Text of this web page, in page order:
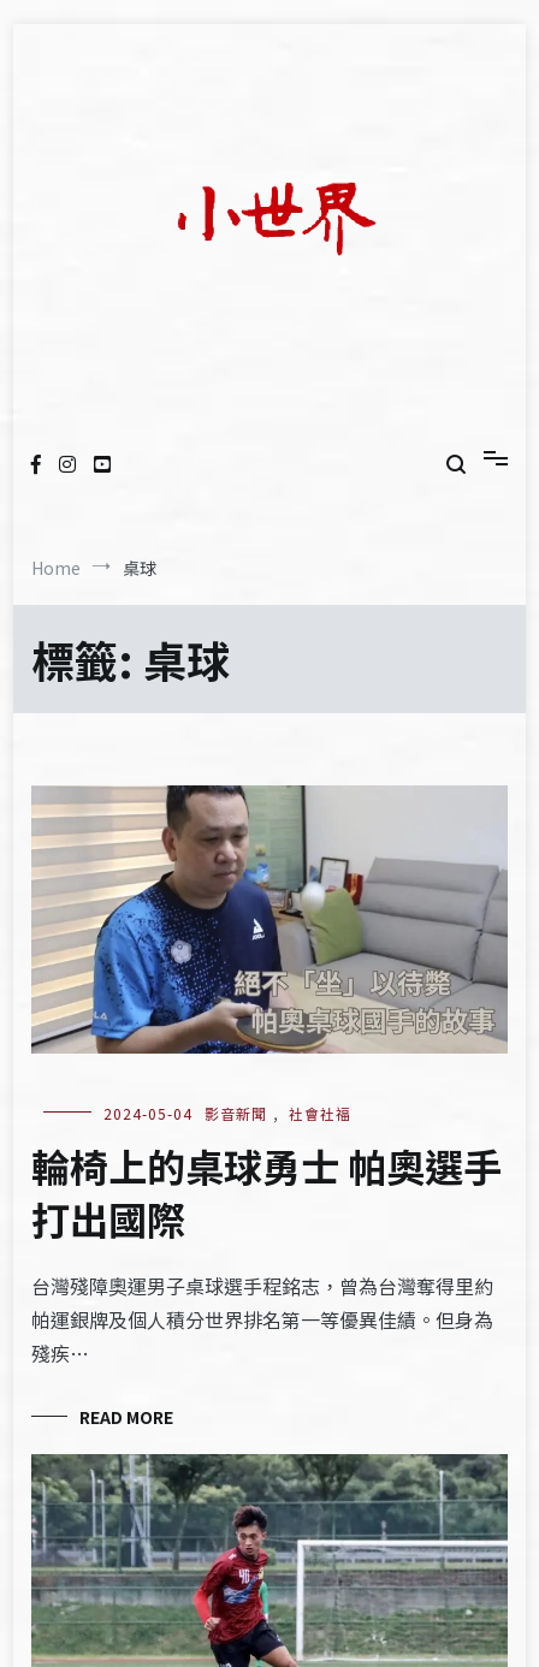
Home 桌球
標籤: 桌球
2024-05-04 影音新聞 , 社會社福
輪椅上的桌球勇士 帕奧選手
打出國際
台灣殘障奧運男子桌球選手程銘志，曾為台灣奪得里約
帕運銀牌及個人積分世界排名第一等優異佳績。但身為
殘疾…
READ MORE